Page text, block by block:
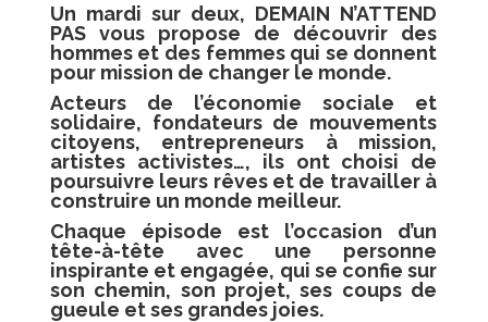
Un mardi sur deux, DEMAIN N’ATTEND
PAS vous propose de découvrir des
hommes et des femmes qui se donnent
pour mission de changer le monde.
Acteurs de l’économie sociale et
solidaire, fondateurs de mouvements
citoyens, entrepreneurs à mission,
artistes activistes…, ils ont choisi de
poursuivre leurs rêves et de travailler à
construire un monde meilleur.
Chaque épisode est l’occasion d’un
tête-à-tête avec une personne
inspirante et engagée, qui se confie sur
son chemin, son projet, ses coups de
gueule et ses grandes joies.